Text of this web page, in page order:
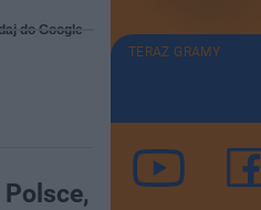
do Google
TERAZ GRAMY